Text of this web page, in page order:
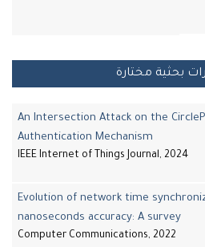
مختارة
An Intersection Attack on the
Authentication Mechanism
IEEE Internet of Things Journal,
Evolution of network time
nanoseconds accuracy: A
Computer Communications,